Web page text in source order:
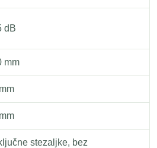
dB
mm
stezaljke, bez